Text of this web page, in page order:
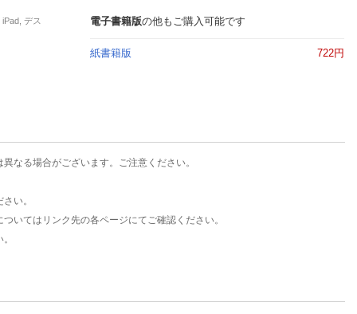
デス
電子書籍版の他もご購入可能です
紙書籍版 722円
なる場合がございます。ご注意ください。
い。
いてはリンク先の各ページにてご確認ください。